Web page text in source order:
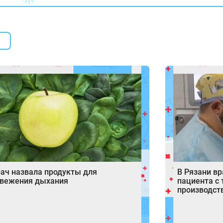
назвала продукты для
дыхания
В Рязани
пациента с